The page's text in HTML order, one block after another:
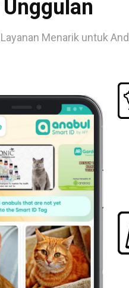
Menarik untuk